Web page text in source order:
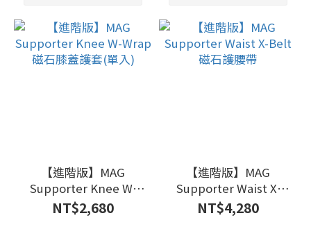
【進階版】MAG
Supporter Knee W-
Wrap 磁石膝蓋護套(單
入)
NT$2,680
【進階版】MAG
Supporter Waist X-
Belt磁石護腰帶
NT$4,280